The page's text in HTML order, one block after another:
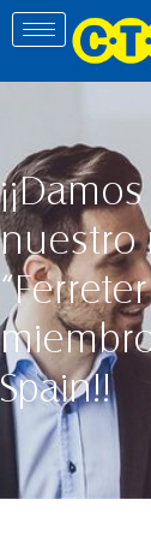
nuestro
Spain!!